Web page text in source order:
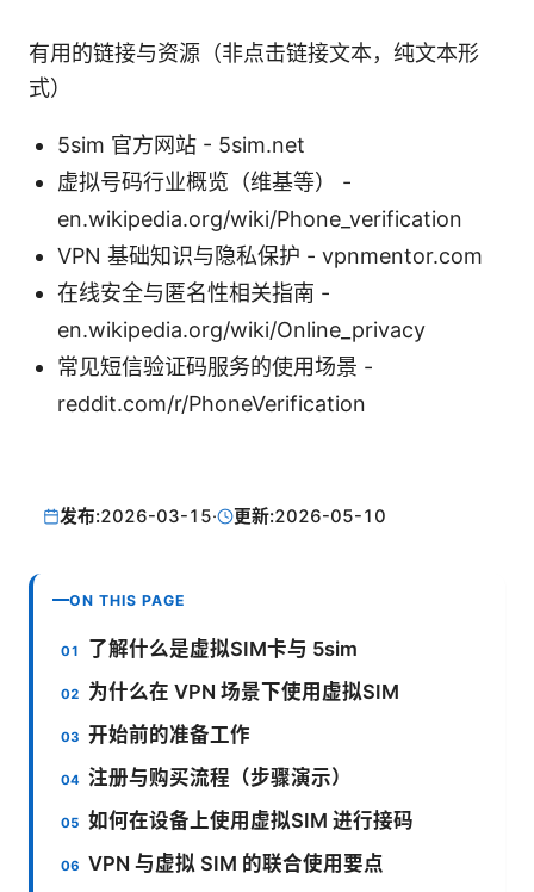
有用的链接与资源（非点击链接文本，纯文本形
式）
5sim 官方网站 - 5sim.net
虚拟号码行业概览（维基等） -
en.wikipedia.org/wiki/Phone_verification
VPN 基础知识与隐私保护 - vpnmentor.com
在线安全与匿名性相关指南 -
en.wikipedia.org/wiki/Online_privacy
常见短信验证码服务的使用场景 -
reddit.com/r/PhoneVerification
发布:2026-03-15· 更新:2026-05-10
ON THIS PAGE
了解什么是虚拟SIM卡与 5sim
为什么在 VPN 场景下使用虚拟SIM
开始前的准备工作
注册与购买流程（步骤演示）
如何在设备上使用虚拟SIM 进行接码
VPN 与虚拟 SIM 的联合使用要点